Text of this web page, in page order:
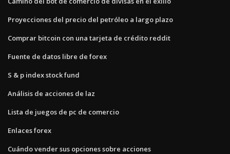
Proyecciones del precio del petróleo a largo plazo
Comprar bitcoin con una tarjeta de crédito reddit
Fuente de datos libre de forex
S & p index stock fund
Análisis de acciones de laz
Lista de juegos de pc de comercio
Enlaces forex
Cuándo vender sus opciones sobre acciones